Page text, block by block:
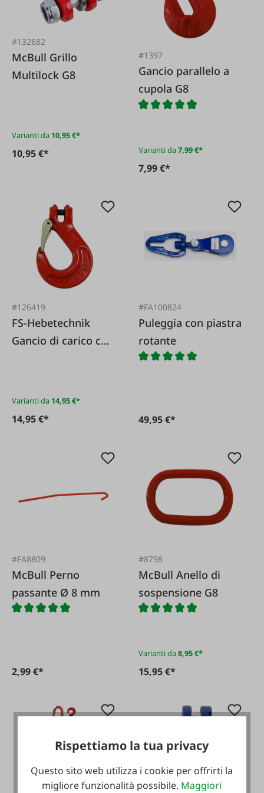
#132682
McBull Grillo
Multilock G8
Varianti da 10,95 €*
10,95 €*
#1397
Gancio parallelo a
cupola G8
Varianti da7,99 €*
7,99 €*
#126419
FS-Hebetechnik
Gancio di carico con
Varianti da 14,95 €*
14,95 €*
#FA100824
Puleggia con piastra
rotante
49,95 €*
#FA8809
McBull Perno
passante Ø 8 mm
2,99 €*
#8798
McBull Anello di
sospensione G8
Varianti da8,95 €*
15,95 €*
Rispettiamo la tua privacy
Questo sito web utilizza i cookie per offrirti la
migliore funzionalità possibile. Maggiori